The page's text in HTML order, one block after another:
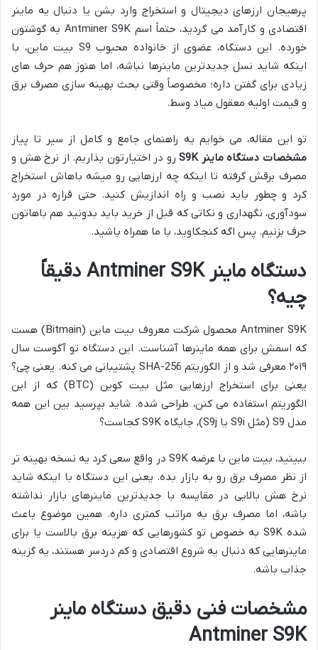
پرهیجان ارزهای دیجیتال و استخراج وارد بشن یا دنبال یه ماینر
اقتصادی و کارآمد می گردید، حتماً اسم Antminer S9K به گوشتون
خورده. این دستگاه، عضوی از خانواده محبوب S9 بیت ماین، با
اینکه شاید نسل جدیدترین ماینرها نباشه، اما هنوز هم حرف های
زیادی برای گفتن داره؛ مخصوصاً وقتی بحث بهینه سازی مصرف برق
و قیمت اولیه معقول میاد وسط.
تو این مقاله، می خوایم یه راهنمای جامع و کامل از سیر تا پیاز
مشخصات دستگاه ماینر S9K
رو در اختیارتون بذاریم. از نرخ هش و
مصرف برقش گرفته تا اینکه چه ارزهایی رو میشه باهاش استخراج
کرد و چطور باید نصب و راه اندازیش کنید. حتی قراره در مورد
سودآوری، نگهداری و نکاتی که قبل از خرید باید بدونید هم باهاتون
حرف بزنیم. پس اگه کنجکاوید، با ما همراه باشید.
دستگاه ماینر Antminer S9K دقیقاً
چیه؟
Antminer S9K محصول شرکت معروف بیت ماین (Bitmain) هست
که اسمش برای همه ماینرها آشناست. این دستگاه تو آگوست سال
۲۰۱۹ معرفی شد و از الگوریتم SHA-256 پشتیبانی می کنه. یعنی چی؟
یعنی برای استخراج ارزهایی مثل بیت کوین (BTC) که از این
الگوریتم استفاده می کنن، طراحی شده. شاید بپرسید بین این همه
مدل S9 (مثل S9i یا S9j)، جایگاه S9K کجاست؟
ببینید، بیت ماین با عرضه S9K در واقع سعی کرد یه نسخه بهینه تر
از نظر مصرف برق رو به بازار بده. یعنی این دستگاه با اینکه شاید
نرخ هش بالایی در مقایسه با جدیدترین ماینرهای بازار نداشته
باشه، اما مصرف برق به مراتب کمتری داره. همین موضوع باعث
شده S9K به خصوص تو کشورهایی که هزینه برق بالاست یا برای
ماینرهایی که دنبال یه شروع اقتصادی و کم دردسر هستند، یه گزینه
جذاب باشه.
مشخصات فنی دقیق دستگاه ماینر
Antminer S9K